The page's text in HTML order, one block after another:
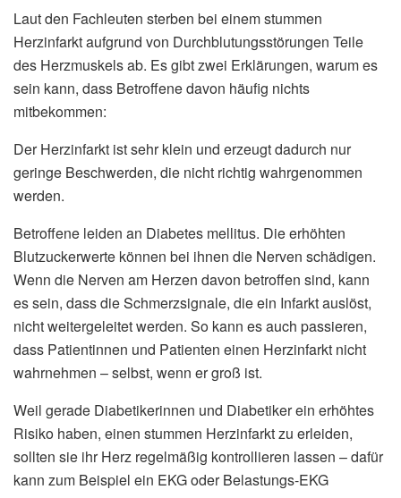
Laut den Fachleuten sterben bei einem stummen
Herzinfarkt aufgrund von Durchblutungsstörungen Teile
des Herzmuskels ab. Es gibt zwei Erklärungen, warum es
sein kann, dass Betroffene davon häufig nichts
mitbekommen:
Der Herzinfarkt ist sehr klein und erzeugt dadurch nur
geringe Beschwerden, die nicht richtig wahrgenommen
werden.
Betroffene leiden an Diabetes mellitus. Die erhöhten
Blutzuckerwerte können bei ihnen die Nerven schädigen.
Wenn die Nerven am Herzen davon betroffen sind, kann
es sein, dass die Schmerzsignale, die ein Infarkt auslöst,
nicht weitergeleitet werden. So kann es auch passieren,
dass Patientinnen und Patienten einen Herzinfarkt nicht
wahrnehmen – selbst, wenn er groß ist.
Weil gerade Diabetikerinnen und Diabetiker ein erhöhtes
Risiko haben, einen stummen Herzinfarkt zu erleiden,
sollten sie ihr Herz regelmäßig kontrollieren lassen – dafür
kann zum Beispiel ein EKG oder Belastungs-EKG